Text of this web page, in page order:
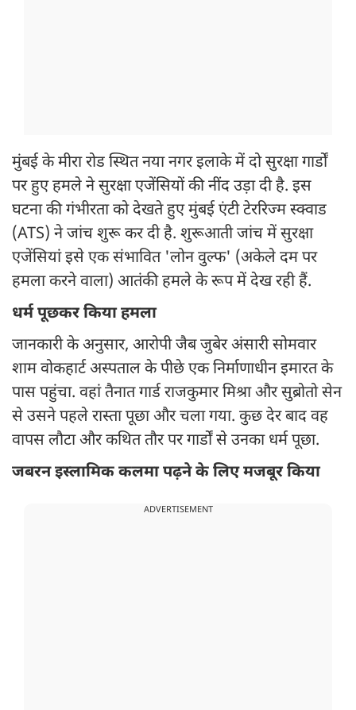
मुंबई के मीरा रोड स्थित नया नगर इलाके में दो सुरक्षा गार्डों
पर हुए हमले ने सुरक्षा एजेंसियों की नींद उड़ा दी है. इस
घटना की गंभीरता को देखते हुए मुंबई एंटी टेररिज्म स्क्वाड
(ATS) ने जांच शुरू कर दी है. शुरूआती जांच में सुरक्षा
एजेंसियां इसे एक संभावित 'लोन वुल्फ' (अकेले दम पर
हमला करने वाला) आतंकी हमले के रूप में देख रही हैं.
धर्म पूछकर किया हमला
जानकारी के अनुसार, आरोपी जैब जुबेर अंसारी सोमवार
शाम वोकहार्ट अस्पताल के पीछे एक निर्माणाधीन इमारत के
पास पहुंचा. वहां तैनात गार्ड राजकुमार मिश्रा और सुब्रोतो सेन
से उसने पहले रास्ता पूछा और चला गया. कुछ देर बाद वह
वापस लौटा और कथित तौर पर गार्डों से उनका धर्म पूछा.
जबरन इस्लामिक कलमा पढ़ने के लिए मजबूर किया
ADVERTISEMENT